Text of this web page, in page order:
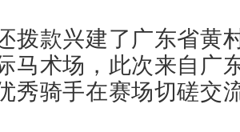
拨款兴建了广东省黄
马术场，此次来自广
秀骑手在赛场切磋交